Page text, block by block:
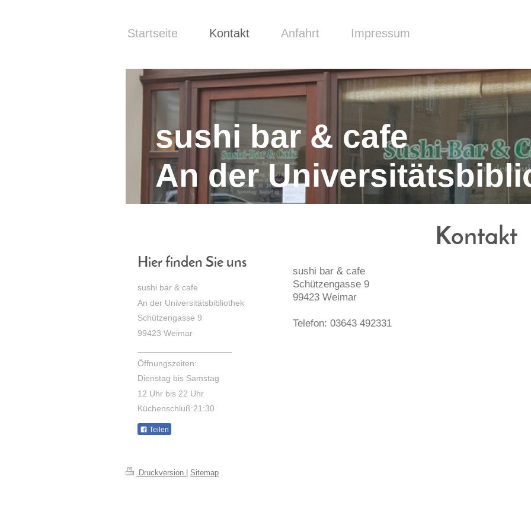
Startseite Kontakt Anfahrt Impressum
sushi bar & cafe
An der
Kontakt
sushi bar & cafe
Schützengasse 9
99423 Weimar
Telefon: 03643 492331
Hier finden Sie uns
sushi bar & cafe
An der Universitätsbibliothek
Schützengasse 9
99423 Weimar
Öffnungszeiten:
Dienstag bis Samstag
12 Uhr bis 22 Uhr
Küchenschluß:21:30
Teilen
Druckversion Sitemap